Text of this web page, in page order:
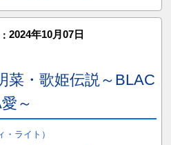
2024年10月07日
菜・歌姫伝説～BLAC
～
・ライト）